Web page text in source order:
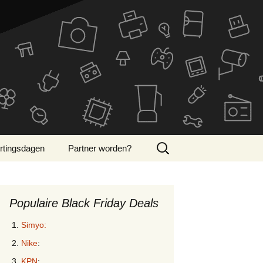
Partner worden?
Zoeken
naar:
Populaire Black Friday Deals
Simyo:
Nike: